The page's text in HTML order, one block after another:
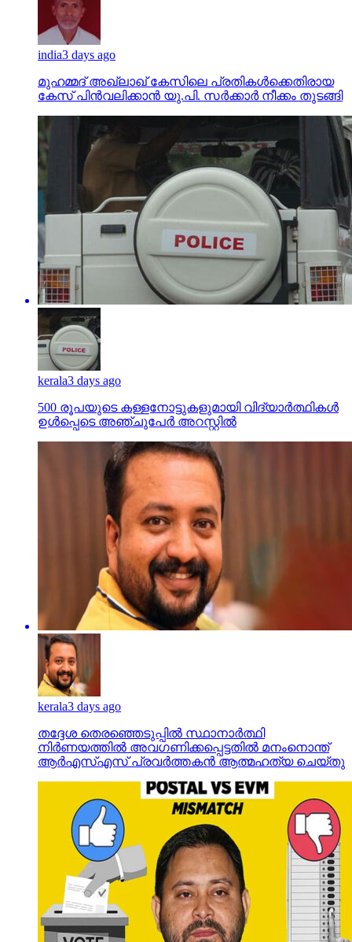
india3 days ago
മുഹമ്മദ് അഖ്‌ലാഖ് കേസിലെ പ്രതികള്‍ക്കെതിരായ
kerala3 days ago
500 രൂപയുടെ കള്ളനോട്ടുകളുമായി വിദ്യാര്‍ത്ഥികള്‍
kerala3 days ago
തദ്ദേശ തെരഞ്ഞെടുപ്പില്‍ സ്ഥാനാര്‍ത്ഥി
ആര്‍എസ്എസ് പ്രവര്‍ത്തകന്‍ ആത്മഹത്യ ചെയ്തു